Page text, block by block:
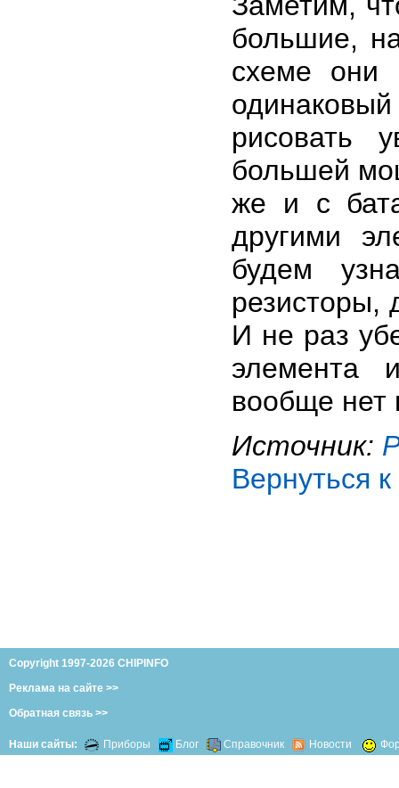
большие,
схеме они
рисовать
большей
же и с
другими
будем
резисторы,
И не раз
элемента
вообще нет
Источник:
Вернуться
Copyright 1997-2026 CHIPINFO
Реклама на сайте >>
Обратная связь >>
Наши сайты: Приборы Блог Справочник Новости